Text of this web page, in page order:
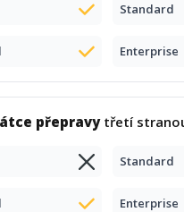
Standard
Enterprise
přepravytřetí
Standard
Enterprise